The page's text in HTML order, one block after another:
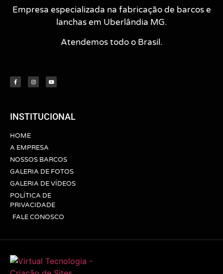
Empresa especializada na fabricação de barcos e
lanchas em Uberlândia MG.
Atendemos todo o Brasil.
INSTITUCIONAL
HOME
A EMPRESA
NOSSOS BARCOS
GALERIA DE FOTOS
GALERIA DE VÍDEOS
POLÍTICA DE
PRIVACIDADE
FALE CONOSCO